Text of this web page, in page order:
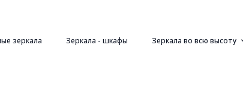
зеркала Зеркала - шкафы Зеркала во всю высоту